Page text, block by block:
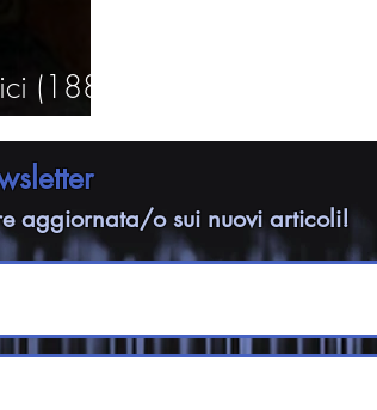
(1889
aggiornata/o sui nuovi articoli!